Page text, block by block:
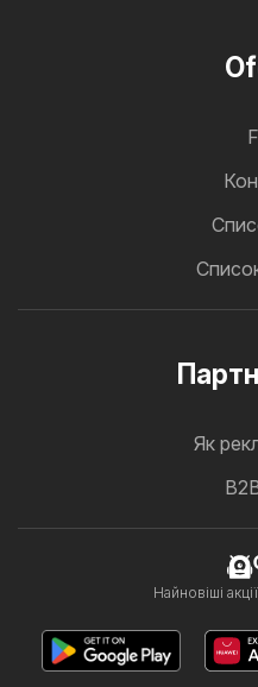
Як
Найновіші